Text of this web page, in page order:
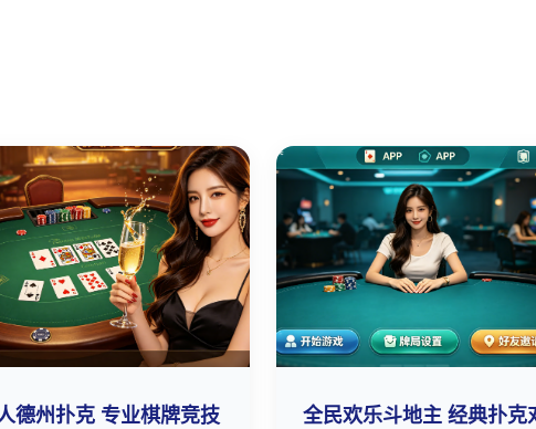
德州扑克 专业棋牌竞技 全民欢乐斗地主 经典扑克